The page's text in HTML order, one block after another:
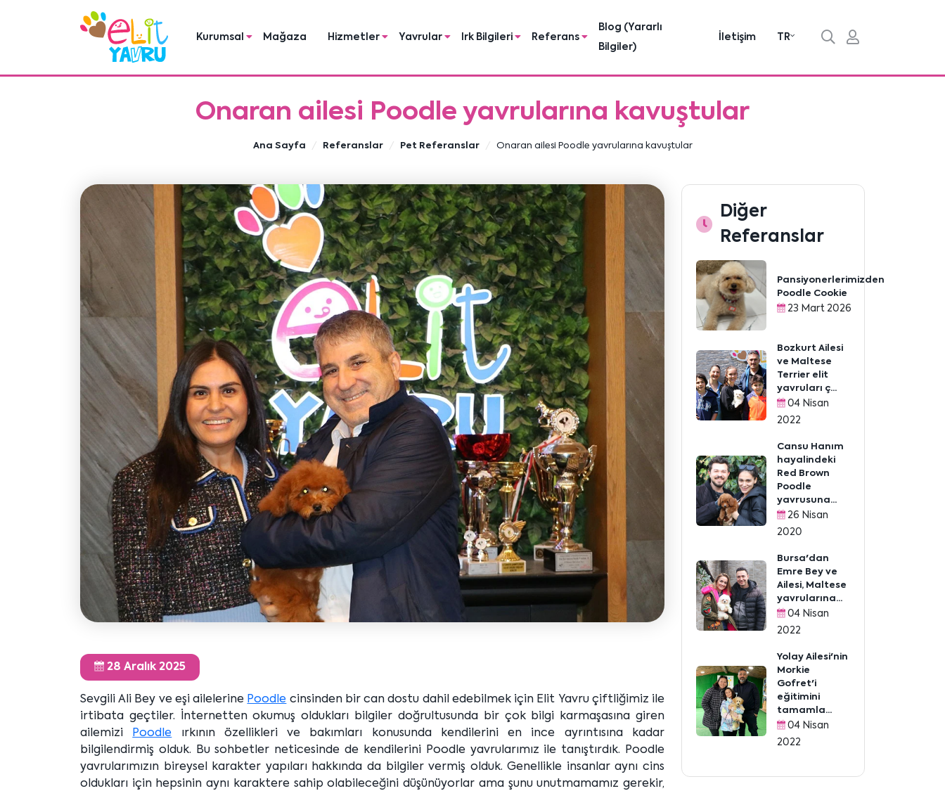
Kurumsal Mağaza Hizmetler Yavrular Irk Bilgileri Referans
Blog (Yararlı
Bilgiler)
İletişim TR
Onaran ailesi Poodle yavrularına kavuştular
Ana Sayfa Referanslar Pet Referanslar Onaran ailesi Poodle yavrularına kavuştular
28 Aralık 2025
Sevgili Ali Bey ve eşi ailelerine Poodle cinsinden bir can dostu dahil edebilmek için Elit Yavru çiftliğimiz ile
irtibata geçtiler. İnternetten okumuş oldukları bilgiler doğrultusunda bir çok bilgi karmaşasına giren
ailemizi Poodle ırkının özellikleri ve bakımları konusunda kendilerini en ince ayrıntısına kadar
bilgilendirmiş olduk. Bu sohbetler neticesinde de kendilerini Poodle yavrularımız ile tanıştırdık. Poodle
yavrularımızın bireysel karakter yapıları hakkında da bilgiler vermiş olduk. Genellikle insanlar aynı cins
oldukları için hepsinin aynı karaktere sahip olabileceğini düşünüyorlar ama şunu unutmamamız gerekir,
Diğer
Referanslar
Pansiyonerlerimizden
Poodle Cookie
23 Mart 2026
Bozkurt Ailesi
ve Maltese
Terrier elit
yavruları ç...
04 Nisan
2022
Cansu Hanım
hayalindeki
Red Brown
Poodle
yavrusuna...
26 Nisan
2020
Bursa'dan
Emre Bey ve
Ailesi, Maltese
yavrularına...
04 Nisan
2022
Yolay Ailesi'nin
Morkie
Gofret'i
eğitimini
tamamla...
04 Nisan
2022